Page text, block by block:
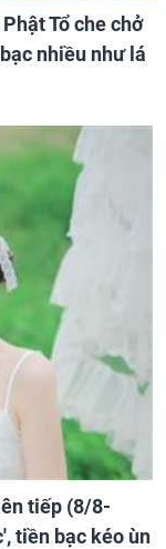
Tổ che chở
nhiều như lá
tiếp (8/8-
tiền bạc kéo ùn